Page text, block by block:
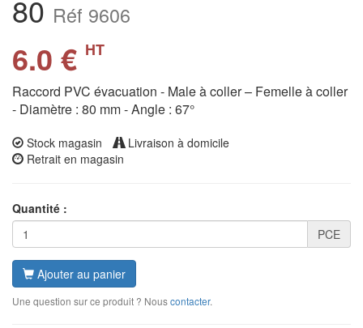
80 Réf 9606
6.0 € HT
Raccord PVC évacuation - Male à coller – Femelle à coller
- Diamètre : 80 mm - Angle : 67°
Stock magasin
Livraison à domicile
Retrait en magasin
Quantité :
PCE
Ajouter au panier
Une question sur ce produit ? Nouscontacter.